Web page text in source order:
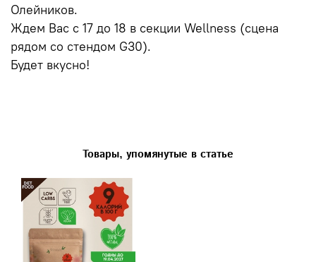
Олейников.
Ждем Вас с 17 до 18 в секции Wellness (сцена
рядом со стендом G30).
Будет вкусно!
Товары, упомянутые в статье